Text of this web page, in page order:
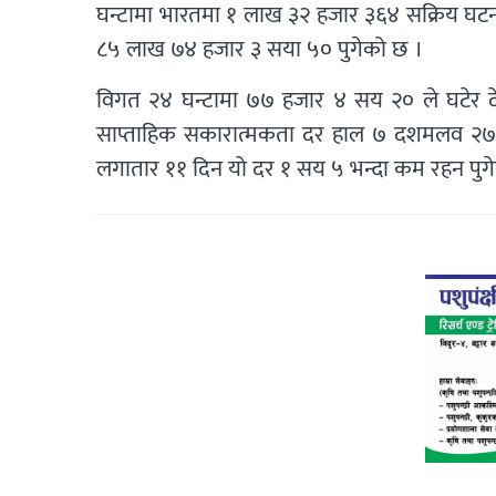
घन्टामा भारतमा १ लाख ३२ हजार ३६४ सक्रिय
८५ लाख ७४ हजार ३ सया ५० पुगेको छ ।
विगत २४ घन्टामा ७७ हजार ४ सय २० ले
साप्ताहिक सकारात्मकता दर हाल ७
लगातार ११ दिन यो दर १ सय ५ भन्दा कम रहन